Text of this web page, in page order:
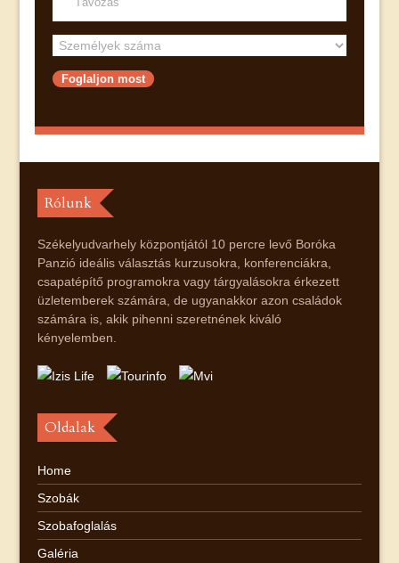
Rólunk
Székelyudvarhely központjától 10 percre levő Boróka
Panzió ideális választás kurzusokra, konferenciákra,
csapatépítő programokra vagy tárgyalásokra érkezett
üzletemberek számára, de ugyanakkor azon családok
számára is, akik pihenni szeretnének kiváló
kényelemben.
Oldalak
Home
Szobák
Szobafoglalás
Galéria